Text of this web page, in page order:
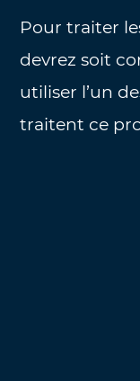
Pour traiter
devrez soit
utiliser l’un
traitent ce